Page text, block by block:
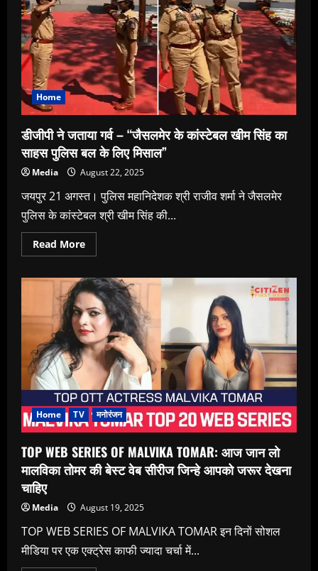
Home
डीजीपी ने जताया गर्व – “जैसलमेर के कांस्टेबल खीम सिंह का
साहस पुलिस बल के लिए मिसाल”
Media August 22, 2025
जयपुर 21 अगस्त। पुलिस महानिदेशक श्री राजीव शर्मा ने जैसलमेर
पुलिस के कांस्टेबल श्री खीम सिंह की...
Read MoreRead
more
ने
जताया
गर्व
–
“जैसलमेर
के
कांस्टेबल
खीम
सिंह
साहस
पुलिस
बल
के
लिए
मिसाल”
Home TV मनोरंजन
TOP WEB SERIES OF MALVIKA TOMAR: आज जान लो
मालविका तोमर की बेस्ट वेब सीरीज जिन्हे आपको जरूर देखना
चाहिए
Media August 19, 2025
TOP WEB SERIES OF MALVIKA TOMAR इन दिनों सोशल
मीडिया पर एक एक्ट्रेस काफी ज्यादा चर्चा में...